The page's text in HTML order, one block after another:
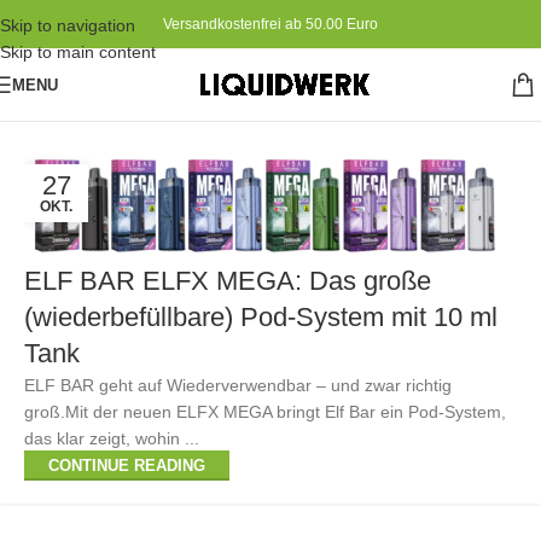
Skip to navigation
Skip to main content
Versandkostenfrei ab 50.00 Euro
MENU
27
OKT.
ELF BAR ELFX MEGA: Das große
(wiederbefüllbare) Pod-System mit 10 ml
Tank
ELF BAR geht auf Wiederverwendbar – und zwar richtig
groß.Mit der neuen ELFX MEGA bringt Elf Bar ein Pod-System,
das klar zeigt, wohin ...
CONTINUE READING